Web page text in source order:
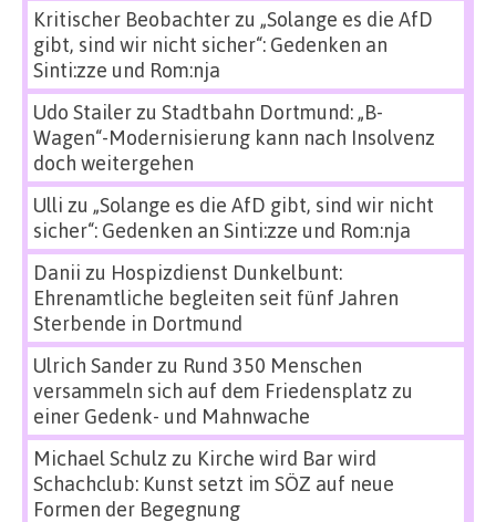
Kritischer Beobachterzu „Solange es die AfD
gibt, sind wir nicht sicher“: Gedenken an
Sinti:zze und Rom:nja
Udo Stailerzu Stadtbahn Dortmund: „B-
Wagen“-Modernisierung kann nach Insolvenz
doch weitergehen
Ulli zu „Solange es die AfD gibt, sind wir nicht
sicher“: Gedenken an Sinti:zze und Rom:nja
Danii zu Hospizdienst Dunkelbunt:
Ehrenamtliche begleiten seit fünf Jahren
Sterbende in Dortmund
Ulrich Sanderzu Rund 350 Menschen
versammeln sich auf dem Friedensplatz zu
einer Gedenk- und Mahnwache
Michael Schulz zu Kirche wird Bar wird
Schachclub: Kunst setzt im SÖZ auf neue
Formen der Begegnung